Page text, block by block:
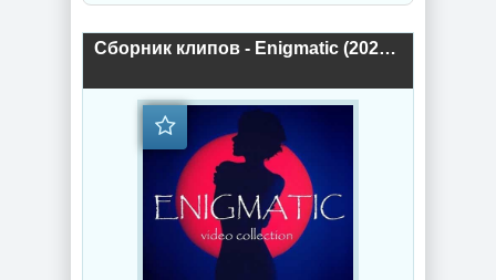
Сборник клипов - Enigmatic (2024) торрент